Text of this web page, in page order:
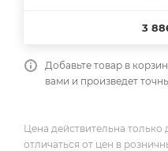
3
Добавьте товар в
вами и произведет
Цена действительна
отличаться от цен в